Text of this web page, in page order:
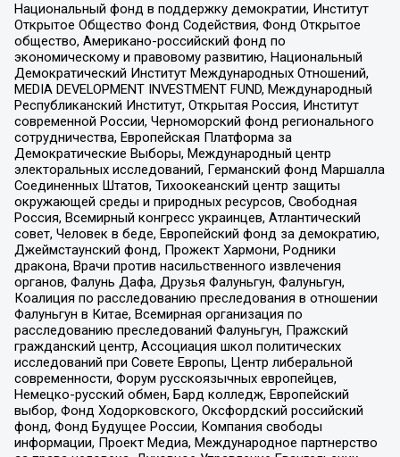
Национальный фонд в поддержку демократии, Институт
Открытое Общество Фонд Содействия, Фонд Открытое
общество, Американо-российский фонд по
экономическому и правовому развитию, Национальный
Демократический Институт Международных Отношений,
MEDIA DEVELOPMENT INVESTMENT FUND, Международный
Республиканский Институт, Открытая Россия, Институт
современной России, Черноморский фонд регионального
сотрудничества, Европейская Платформа за
Демократические Выборы, Международный центр
электоральных исследований, Германский фонд Маршалла
Соединенных Штатов, Тихоокеанский центр защиты
окружающей среды и природных ресурсов, Свободная
Россия, Всемирный конгресс украинцев, Атлантический
совет, Человек в беде, Европейский фонд за демократию,
Джеймстаунский фонд, Прожект Хармони, Родники
дракона, Врачи против насильственного извлечения
органов, Фалунь Дафа, Друзья Фалуньгун, Фалуньгун,
Коалиция по расследованию преследования в отношении
Фалуньгун в Китае, Всемирная организация по
расследованию преследований Фалуньгун, Пражский
гражданский центр, Ассоциация школ политических
исследований при Совете Европы, Центр либеральной
современности, Форум русскоязычных европейцев,
Немецко-русский обмен, Бард колледж, Европейский
выбор, Фонд Ходорковского, Оксфордский российский
фонд, Фонд Будущее России, Компания свободы
информации, Проект Медиа, Международное партнерство